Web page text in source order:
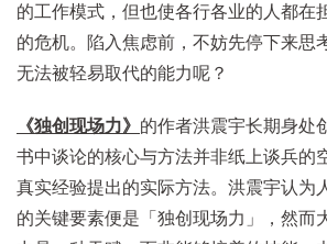
的工作模式，但也使各行各业的人都在
的危机。陷入焦虑前，不妨先停下来思
无法被轻易取代的能力呢？
《独创现场力》 的作者洪震宇长期身处
书中谈论的核心与方法并非纸上谈兵的
真实经验提出的实际方法。洪震宇认为
的关键要素便是「独创现场力」，然而